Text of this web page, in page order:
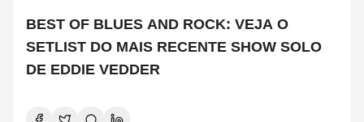
BEST OF BLUES AND ROCK: VEJA O
SETLIST DO MAIS RECENTE SHOW SOLO
DE EDDIE VEDDER